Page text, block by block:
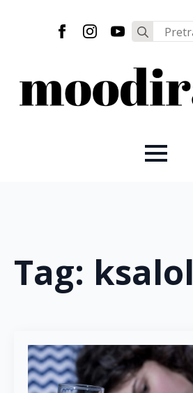
Search
for:
Tag: ksalol